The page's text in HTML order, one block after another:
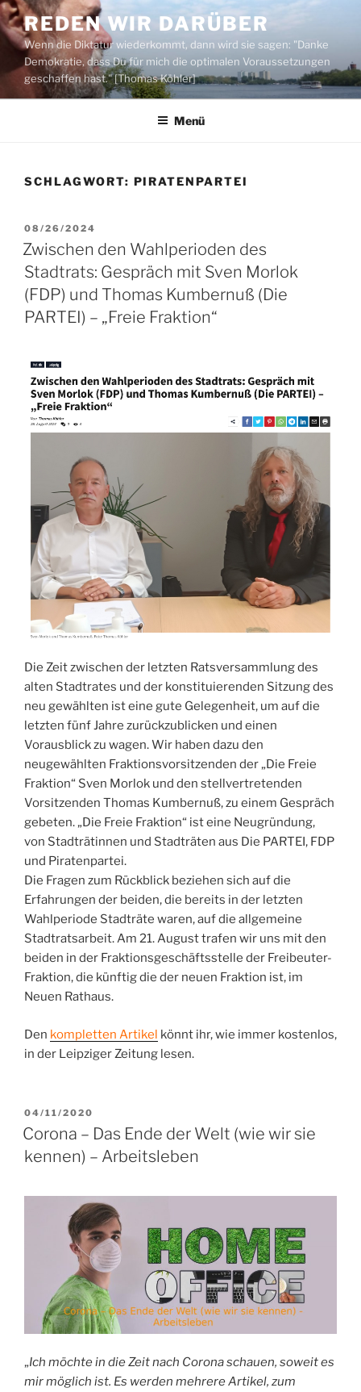
Zum
Inhalt
springen
REDEN WIR DARÜBER
Wenn die Diktatur wiederkommt, dann wird sie sagen: "Danke
Demokratie, dass Du für mich die optimalen Voraussetzungen
geschaffen hast." [Thomas Köhler]
Menü
SCHLAGWORT: PIRATENPARTEI
VERÖFFENTLICHT
AM
08/26/2024
Zwischen den Wahlperioden des
Stadtrats: Gespräch mit Sven Morlok
(FDP) und Thomas Kumbernuß (Die
PARTEI) – „Freie Fraktion“
Die Zeit zwischen der letzten Ratsversammlung des
alten Stadtrates und der konstituierenden Sitzung des
neu gewählten ist eine gute Gelegenheit, um auf die
letzten fünf Jahre zurückzublicken und einen
Vorausblick zu wagen. Wir haben dazu den
neugewählten Fraktionsvorsitzenden der „Die Freie
Fraktion“ Sven Morlok und den stellvertretenden
Vorsitzenden Thomas Kumbernuß, zu einem Gespräch
gebeten. „Die Freie Fraktion“ ist eine Neugründung,
von Stadträtinnen und Stadträten aus Die PARTEI, FDP
und Piratenpartei.
Die Fragen zum Rückblick beziehen sich auf die
Erfahrungen der beiden, die bereits in der letzten
Wahlperiode Stadträte waren, auf die allgemeine
Stadtratsarbeit. Am 21. August trafen wir uns mit den
beiden in der Fraktionsgeschäftsstelle der Freibeuter-
Fraktion, die künftig die der neuen Fraktion ist, im
Neuen Rathaus.
Den kompletten Artikel könnt ihr, wie immer kostenlos,
in der Leipziger Zeitung lesen.
VERÖFFENTLICHT
AM
04/11/2020
Corona – Das Ende der Welt (wie wir sie
kennen) – Arbeitsleben
„Ich möchte in die Zeit nach Corona schauen, soweit es
mir möglich ist. Es werden mehrere Artikel, zum